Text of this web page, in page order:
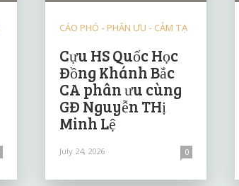
CÁO PHÓ - PHÂN ƯU - CẢM TẠ
Cựu HS Quốc Học
Đồng Khánh Bắc
CA phân ưu cùng
GĐ Nguyễn THị
Minh Lệ
July 24, 2026 0